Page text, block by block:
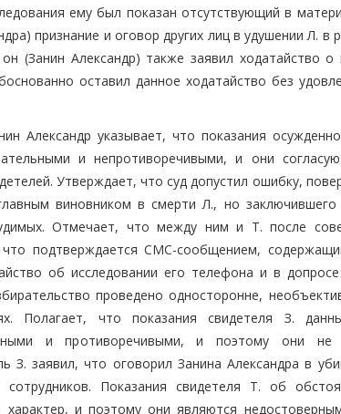
ему был показан отсутствующий в
признание и оговор других лиц в удушении Л. в
(Занин Александр) также заявил ходатайство о
оставил данное ходатайство без
Александр указывает, что показания
и непротиворечивыми, и они
Утверждает, что суд допустил ошибку,
виновником в смерти Л., но заключившего
Отмечает, что между ним и Т. после
подтверждается СМС-сообщением,
об исследовании его телефона и в
проведено односторонне,
Полагает, что показания свидетеля З.
и противоречивыми, и поэтому они не
заявил, что оговорил Занина Александра в
Показания свидетеля Т. об
и поэтому они являются